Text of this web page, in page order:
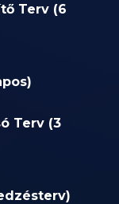
Terv (6
Terv (3